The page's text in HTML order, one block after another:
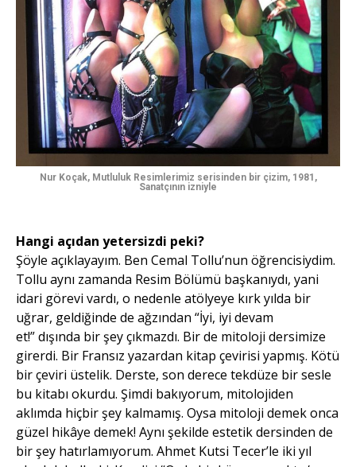
Nur Koçak, Mutluluk Resimlerimiz serisinden bir çizim, 1981,
Sanatçının izniyle
Hangi açıdan yetersizdi peki?
Şöyle açıklayayım. Ben Cemal Tollu’nun öğrencisiydim.
Tollu aynı zamanda Resim Bölümü başkanıydı, yani
idari görevi vardı, o nedenle atölyeye kırk yılda bir
uğrar, geldiğinde de ağzından “İyi, iyi devam
et!” dışında bir şey çıkmazdı. Bir de mitoloji dersimize
girerdi. Bir Fransız yazardan kitap çevirisi yapmış. Kötü
bir çeviri üstelik. Derste, son derece tekdüze bir sesle
bu kitabı okurdu. Şimdi bakıyorum, mitolojiden
aklımda hiçbir şey kalmamış. Oysa mitoloji demek onca
güzel hikâye demek! Aynı şekilde estetik dersinden de
bir şey hatırlamıyorum. Ahmet Kutsi Tecer’le iki yıl